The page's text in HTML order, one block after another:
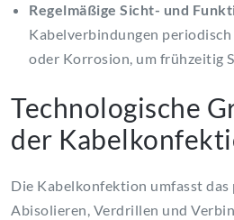
Regelmäßige Sicht- und
Kabelverbindungen periodisch
oder Korrosion, um frühzeitig
Technologische
der
Die Kabelkonfektion umfasst das
Abisolieren, Verdrillen und